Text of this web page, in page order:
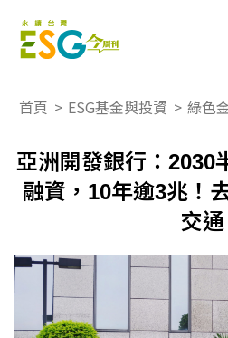
首頁 > ESG基金與投資 > 綠色
亞洲開發銀行：2030
融資，10年逾3兆！
交通